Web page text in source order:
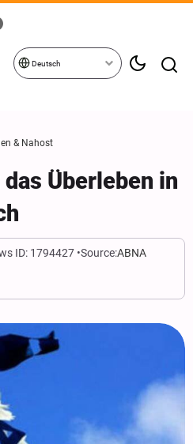
Deutsch
& Nahost
Überleben in
ID: 1794427 Source:ABNA